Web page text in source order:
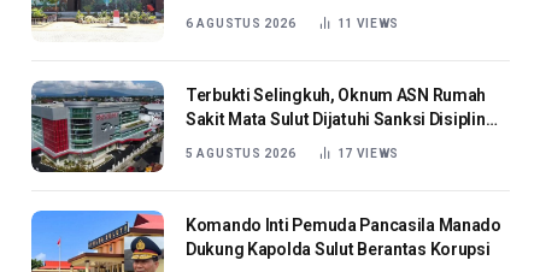
6 AGUSTUS 2026 11 VIEWS
Terbukti Selingkuh, Oknum ASN Rumah
Sakit Mata Sulut Dijatuhi Sanksi Disiplin
5 AGUSTUS 2026 17 VIEWS
Komando Inti Pemuda Pancasila Manado
Dukung Kapolda Sulut Berantas Korupsi